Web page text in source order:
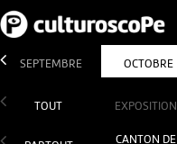
SEPTEMBRE OCTOBRE
TOUT EXPOSITION
CANTON DE